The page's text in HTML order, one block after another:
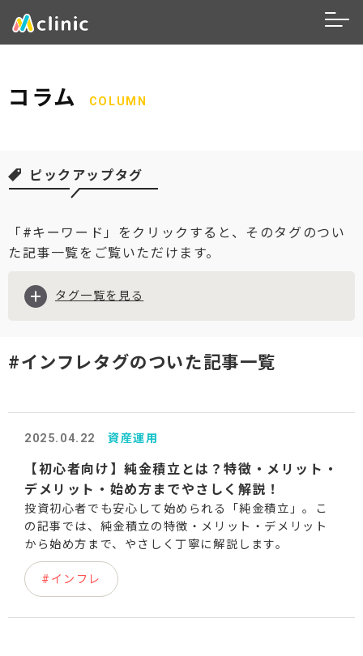
コラム COLUMN
ピックアップタグ
「#キーワード」をクリックすると、そのタグのつい
た記事一覧をご覧いただけます。
#インフレ #おすすめ #上級者
#選び方 #副業 #収入
#インフレタグのついた記事一覧
2025.04.22 資産運用
【初心者向け】純金積立とは？特徴・メリット・
デメリット・始め方までやさしく解説！
投資初心者でも安心して始められる「純金積立」。こ
の記事では、純金積立の特徴・メリット・デメリット
から始め方まで、やさしく丁寧に解説します。
#インフレ